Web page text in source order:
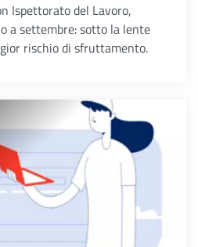
Ispettorato del Lavoro,
a settembre: sotto la lente
rischio di sfruttamento.